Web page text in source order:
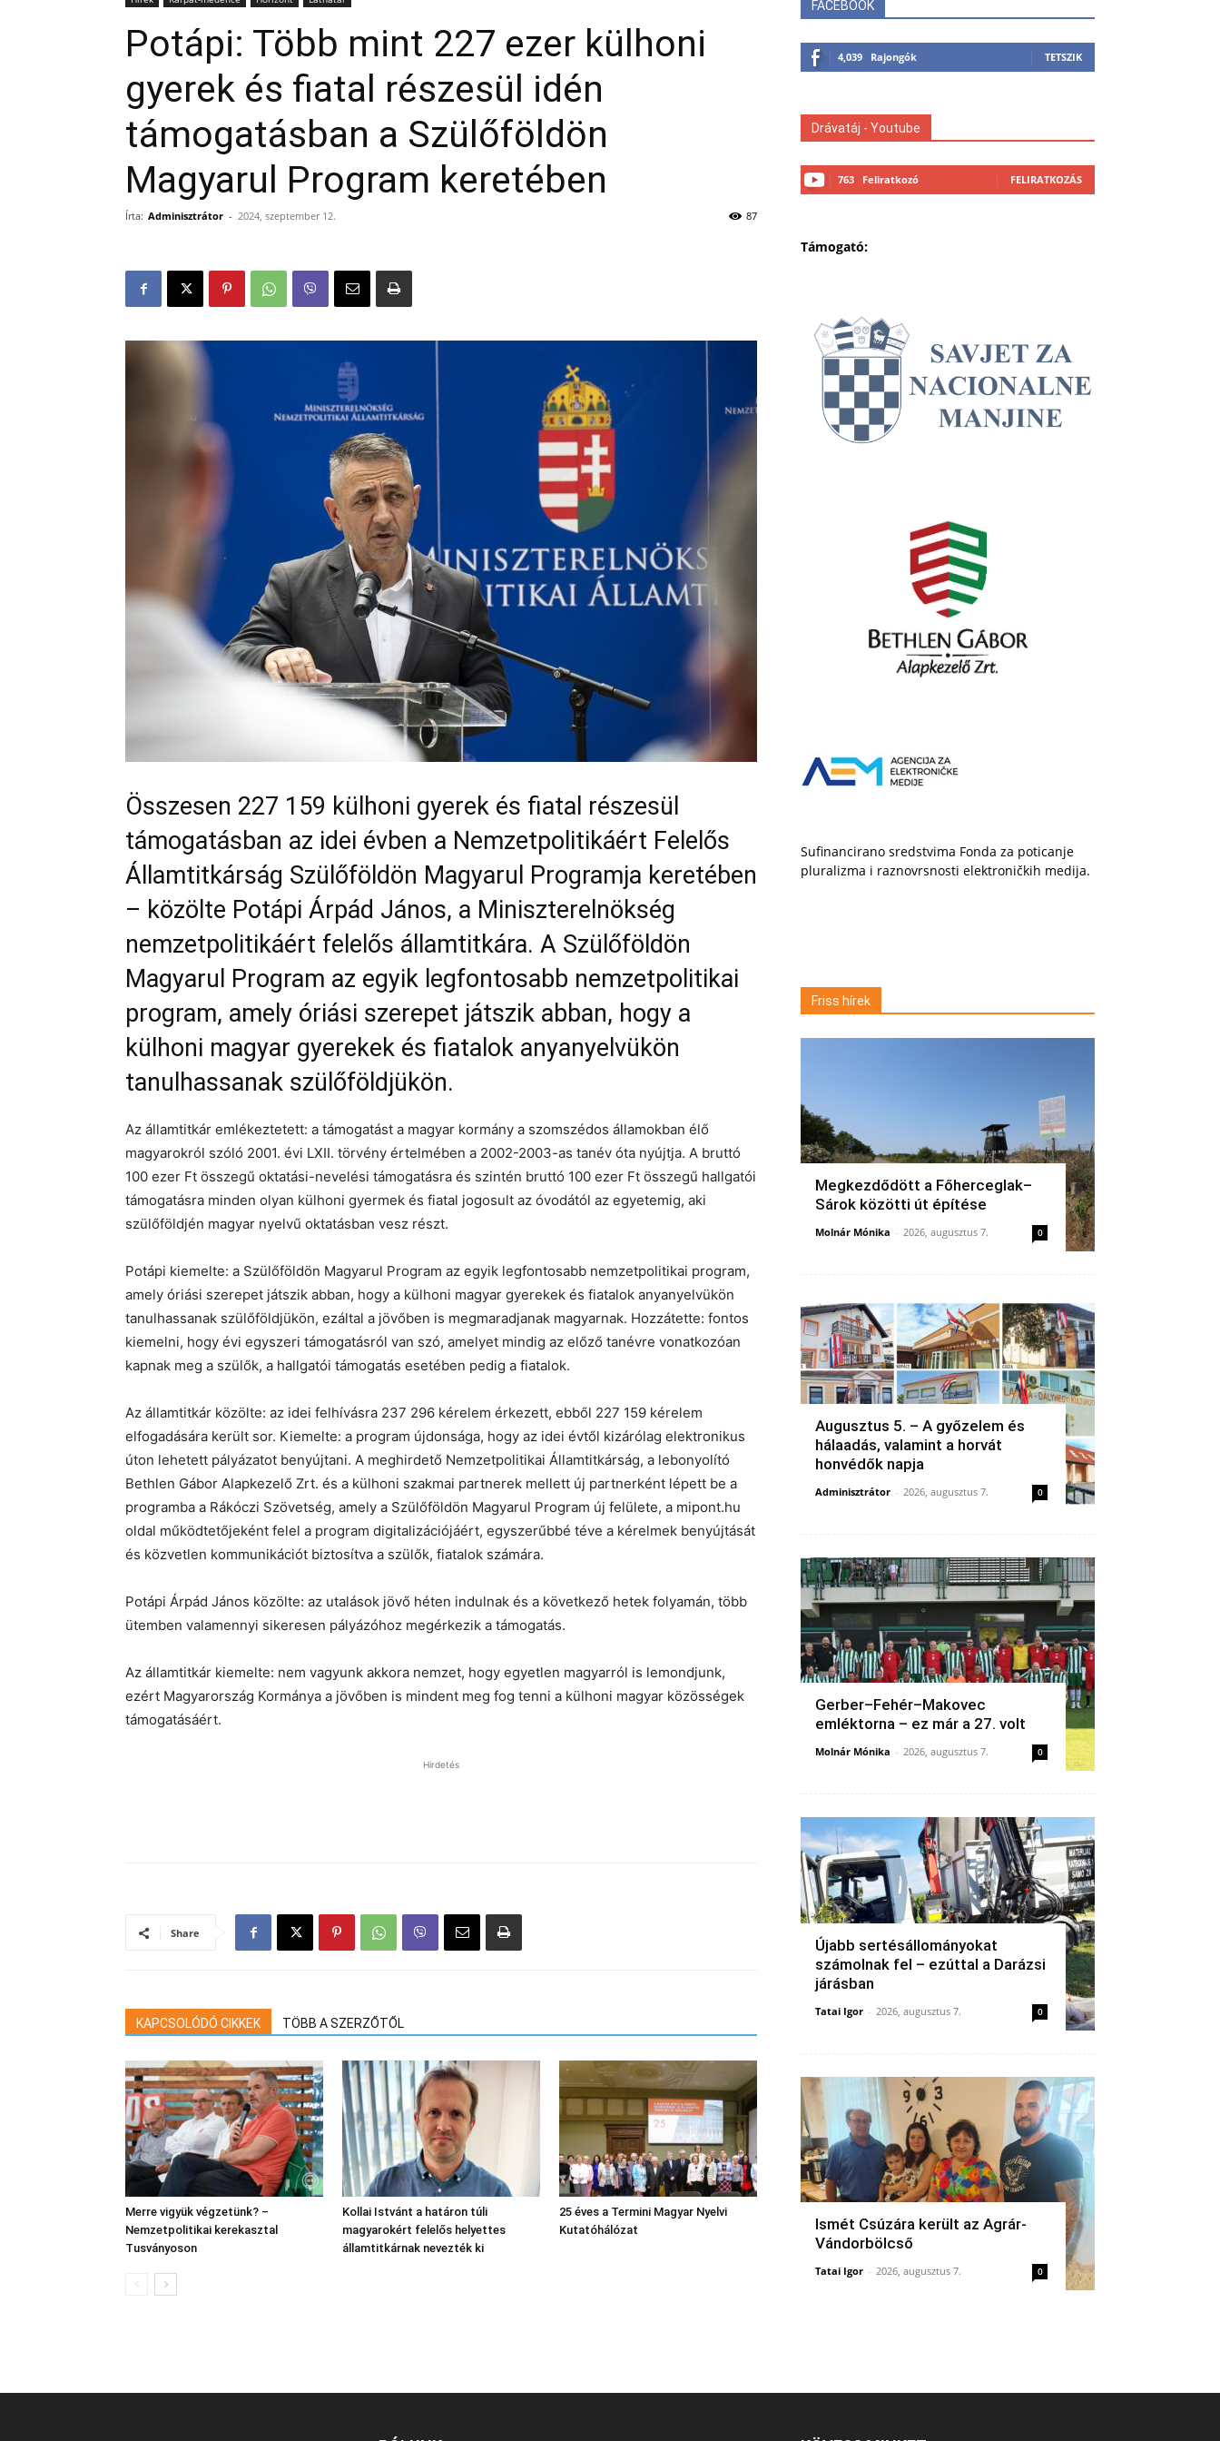
Potápi: Több mint 227 ezer külhoni
gyerek és fiatal részesül idén
támogatásban a Szülőföldön
Magyarul Program keretében
Írta: Adminisztrátor - 2024, szeptember 12. 87
Összesen 227 159 külhoni gyerek és fiatal részesül
támogatásban az idei évben a Nemzetpolitikáért Felelős
Államtitkárság Szülőföldön Magyarul Programja keretében
– közölte Potápi Árpád János, a Miniszterelnökség
nemzetpolitikáért felelős államtitkára. A Szülőföldön
Magyarul Program az egyik legfontosabb nemzetpolitikai
program, amely óriási szerepet játszik abban, hogy a
külhoni magyar gyerekek és fiatalok anyanyelvükön
tanulhassanak szülőföldjükön.
Az államtitkár emlékeztetett: a támogatást a magyar kormány a szomszédos államokban élő
magyarokról szóló 2001. évi LXII. törvény értelmében a 2002-2003-as tanév óta nyújtja. A bruttó
100 ezer Ft összegű oktatási-nevelési támogatásra és szintén bruttó 100 ezer Ft összegű hallgatói
támogatásra minden olyan külhoni gyermek és fiatal jogosult az óvodától az egyetemig, aki
szülőföldjén magyar nyelvű oktatásban vesz részt.
Potápi kiemelte: a Szülőföldön Magyarul Program az egyik legfontosabb nemzetpolitikai program,
amely óriási szerepet játszik abban, hogy a külhoni magyar gyerekek és fiatalok anyanyelvükön
tanulhassanak szülőföldjükön, ezáltal a jövőben is megmaradjanak magyarnak. Hozzátette: fontos
kiemelni, hogy évi egyszeri támogatásról van szó, amelyet mindig az előző tanévre vonatkozóan
kapnak meg a szülők, a hallgatói támogatás esetében pedig a fiatalok.
Az államtitkár közölte: az idei felhívásra 237 296 kérelem érkezett, ebből 227 159 kérelem
elfogadására került sor. Kiemelte: a program újdonsága, hogy az idei évtől kizárólag elektronikus
úton lehetett pályázatot benyújtani. A meghirdető Nemzetpolitikai Államtitkárság, a lebonyolító
Bethlen Gábor Alapkezelő Zrt. és a külhoni szakmai partnerek mellett új partnerként lépett be a
programba a Rákóczi Szövetség, amely a Szülőföldön Magyarul Program új felülete, a mipont.hu
oldal működtetőjeként felel a program digitalizációjáért, egyszerűbbé téve a kérelmek benyújtását
és közvetlen kommunikációt biztosítva a szülők, fiatalok számára.
Potápi Árpád János közölte: az utalások jövő héten indulnak és a következő hetek folyamán, több
ütemben valamennyi sikeresen pályázóhoz megérkezik a támogatás.
Az államtitkár kiemelte: nem vagyunk akkora nemzet, hogy egyetlen magyarról is lemondjunk,
ezért Magyarország Kormánya a jövőben is mindent meg fog tenni a külhoni magyar közösségek
támogatásáért.
Hirdetés
Share
KAPCSOLÓDÓ CIKKEK TÖBB A SZERZŐTŐL
Merre vigyük végzetünk? –
Nemzetpolitikai kerekasztal
Tusványoson
Kollai Istvánt a határon túli
magyarokért felelős helyettes
államtitkárnak nevezték ki
25 éves a Termini Magyar Nyelvi
Kutatóhálózat
FACEBOOK
4,039 Rajongók TETSZIK
Drávatáj - Youtube
763 Feliratkozó FELIRATKOZÁS
Támogató:
Sufinancirano sredstvima Fonda za poticanje
pluralizma i raznovrsnosti elektroničkih medija.
Friss hírek
Megkezdődött a Főherceglak–
Sárok közötti út építése
Molnár Mónika - 2026, augusztus 7. 0
Augusztus 5. – A győzelem és
hálaadás, valamint a horvát
honvédők napja
Adminisztrátor - 2026, augusztus 7. 0
Gerber–Fehér–Makovec
emléktorna – ez már a 27. volt
Molnár Mónika - 2026, augusztus 7. 0
Újabb sertésállományokat
számolnak fel – ezúttal a Darázsi
járásban
Tatai Igor - 2026, augusztus 7. 0
Ismét Csúzára került az Agrár-
Vándorbölcső
Tatai Igor - 2026, augusztus 7. 0